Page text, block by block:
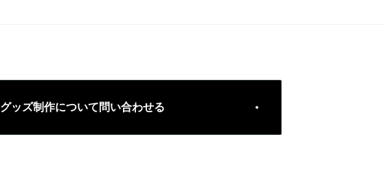
グッズ制作について問い合わせる